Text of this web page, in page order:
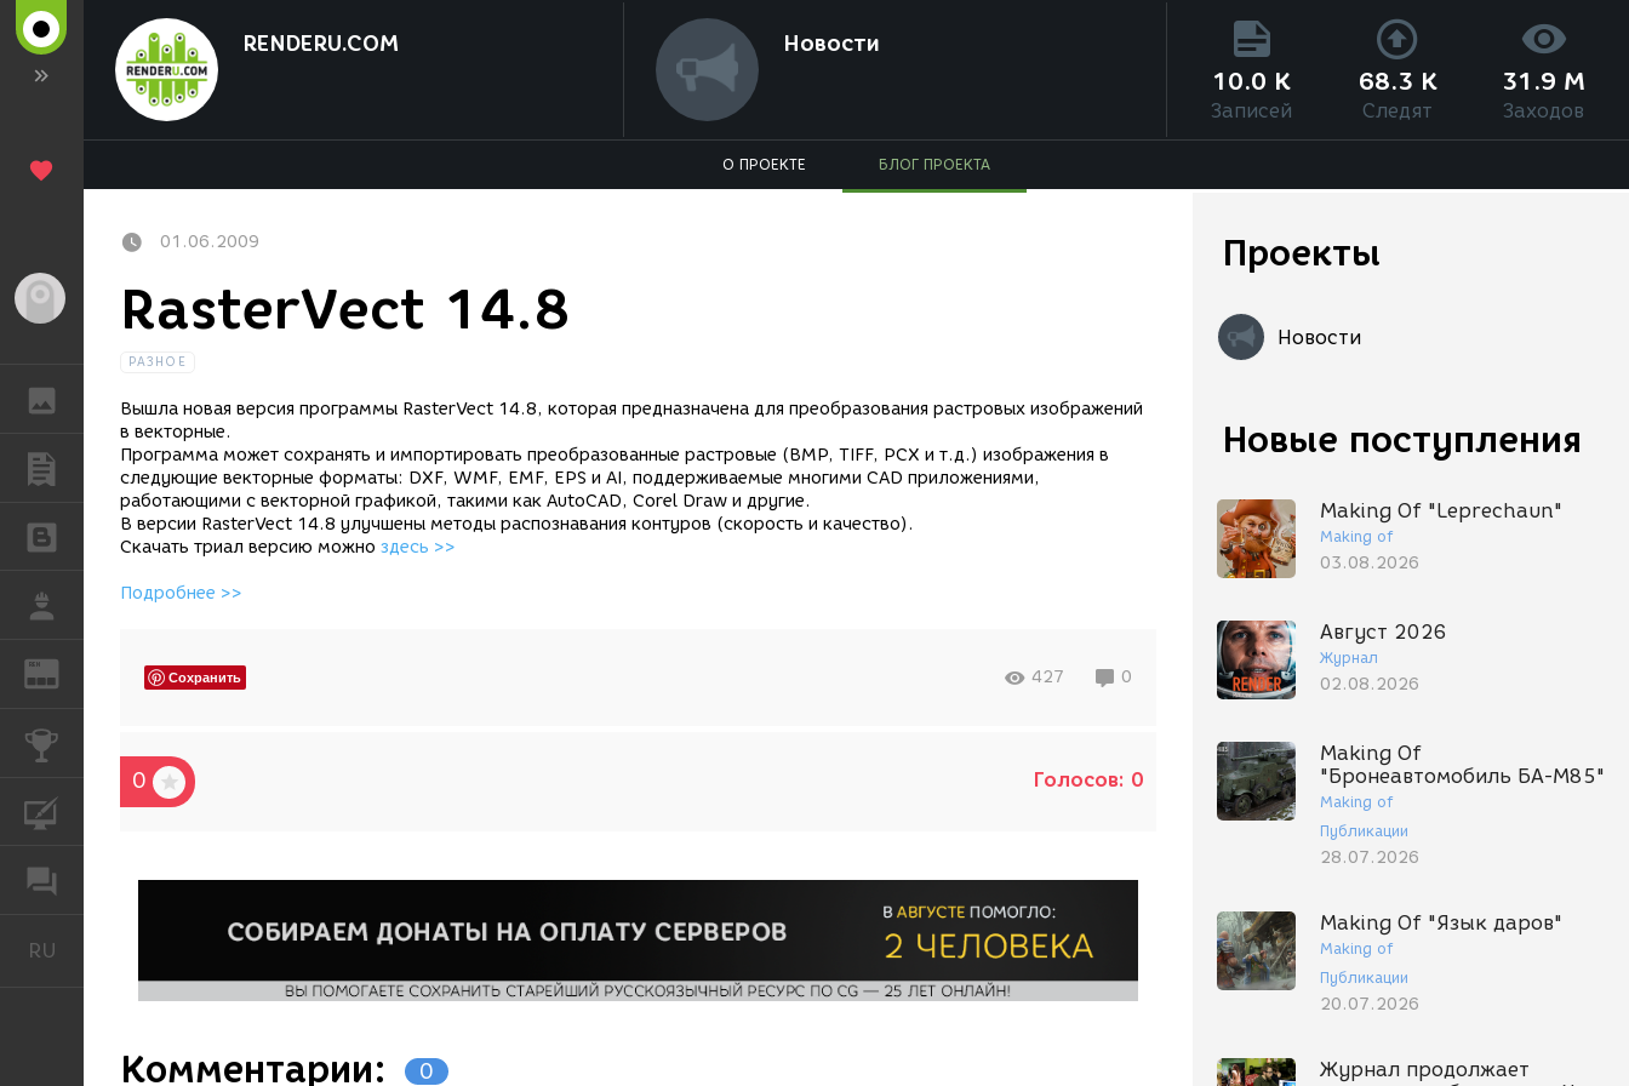
ГАЛЕРЕЯ
ПУБЛИКАЦИИ
БЛОГИ
РАБОТА
REN ЖУРНАЛ
КУРСЫ
ФОРУМ
RU
RENDERU.COM Новости
10.0 K
Записей
68.3 K
Следят
31.9 M
Заходов
О ПРОЕКТЕ БЛОГ ПРОЕКТА
Проекты
Новости
Новые поступления
Making Of "Leprechaun"
Making of
03.08.2026
Август 2026
Журнал
02.08.2026
Making Of
"Бронеавтомобиль БА-М85"
Making of
Публикации
28.07.2026
Making Of "Язык даров"
Making of
Публикации
20.07.2026
Журнал продолжает
01.06.2009
RasterVect 14.8
РАЗНОЕ
Вышла новая версия программы RasterVect 14.8, которая предназначена для преобразования растровых изображений
в векторные.
Программа может сохранять и импортировать преобразованные растровые (BMP, TIFF, PCX и т.д.) изображения в
следующие векторные форматы: DXF, WMF, EMF, EPS и AI, поддерживаемые многими CAD приложениями,
работающими с векторной графикой, такими как AutoCAD, Corel Draw и другие.
В версии RasterVect 14.8 улучшены методы распознавания контуров (скорость и качество).
Скачать триал версию можно здесь >>
Подробнее >>
Сохранить 427 0
0 Голосов: 0
Комментарии: 0